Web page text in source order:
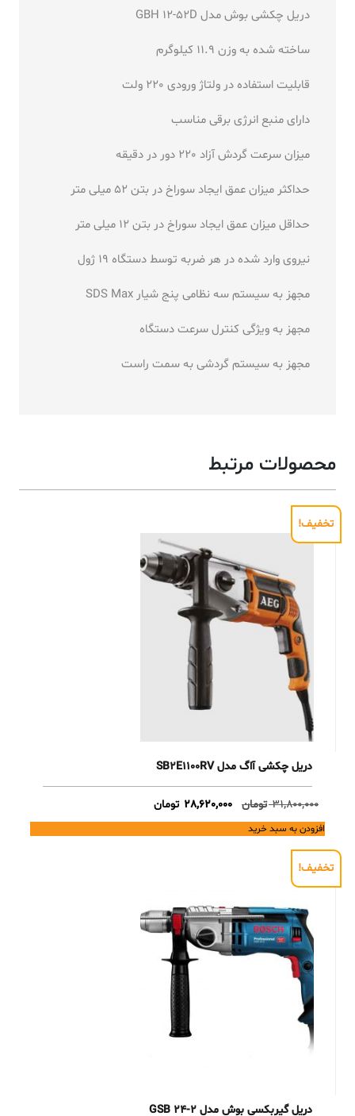
دریل چکشی بوش مدل GBH 12-52D
ساخته شده به وزن 11.9 کیلوگرم
قابلیت استفاده در ولتاژ ورودی 220 ولت
دارای منبع انرژی برقی مناسب
میزان سرعت گردش آزاد 220 دور در دقیقه
حداکثر میزان عمق ایجاد سوراخ در بتن 52 میلی متر
حداقل میزان عمق ایجاد سوراخ در بتن 12 میلی متر
نیروی وارد شده در هر ضربه توسط دستگاه 19 ژول
مجهز به سیستم سه نظامی پنج شیار SDS Max
مجهز به ویژگی کنترل سرعت دستگاه
مجهز به سیستم گردشی به سمت راست
محصولات مرتبط
تخفیف!
دریل چکشی آاگ مدل SB2E1100RV
31,800,000 تومان
Original
price
was:
28,620,000 تومانCurrent
price
is:
افزودن به سبد خرید
تخفیف!
دریل گیربکسی بوش مدل GSB 24-2